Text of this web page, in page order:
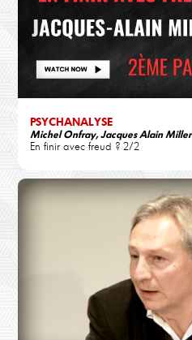
PSYCHANALYSE
Michel Onfray, Jacques Alain Miller
En finir avec freud ? 2/2